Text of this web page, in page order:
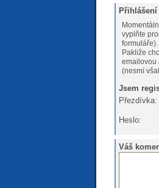
Přihlášení
vyplňte
Pakliže
emailovou
(nesmí
Jsem
Přezdívka:
Heslo:
Váš